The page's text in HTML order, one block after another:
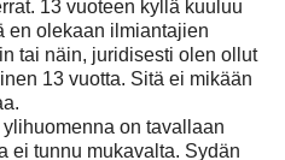
13 vuoteen kyllä kuuluu
en olekaan ilmiantajien
tai näin, juridisesti olen ollut
13 vuotta. Sitä ei mikään
on tavallaan
ei tunnu mukavalta. Sydän